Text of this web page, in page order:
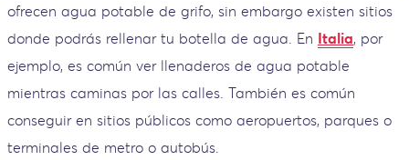
ofrecen agua potable de grifo, sin embargo existen sitios
donde podrás rellenar tu botella de agua. En Italia, por
ejemplo, es común ver llenaderos de agua potable
mientras caminas por las calles. También es común
conseguir en sitios públicos como aeropuertos, parques o
terminales de metro o autobús.